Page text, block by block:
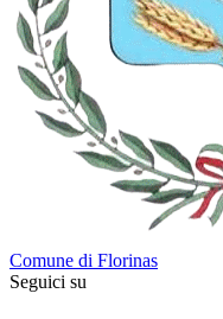
Comune di Florinas
Seguici su